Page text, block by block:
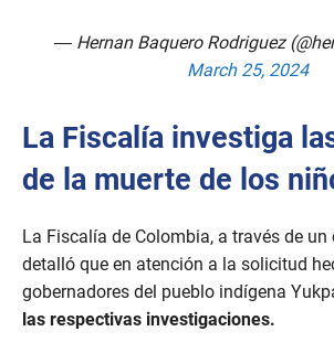
— Hernan Baquero Rodriguez
March 25, 2024
La Fiscalía investiga
de la muerte de los
La Fiscalía de Colombia, a través de
detalló que en atención a la solicitud
gobernadores del pueblo indígena
las respectivas investigaciones.